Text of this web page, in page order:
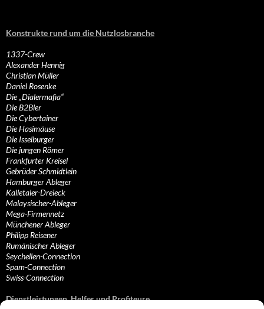
Konstrukte rund um die Nutzlosbranche
1337-Crew
Alexander Hennig
Christian Müller
Daniel Rosenke
Die „Dialermafia“
Die B2Bler
Die Cybertainer
Die Hasimäuse
Die Isselburger
Die jungen Römer
Frankfurter Kreisel
Gebrüder Schmidtlein
Hamburger Ableger
Kalletaler-Dreieck
Malaysischer-Ableger
Mega-Firmennetz
Münchener Ableger
Philipp Reisener
Rumänischer Ableger
Seychellen-Connection
Spam-Connection
Swiss-Connection
Dienstleistungen, Helfer und Profiteure